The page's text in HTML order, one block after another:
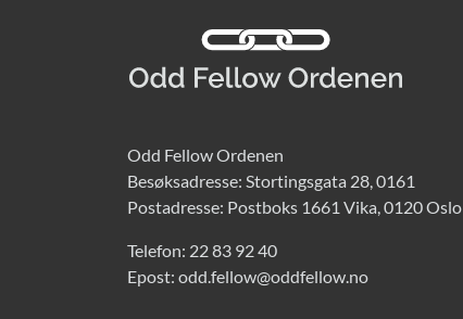
Odd Fellow Ordenen
Besøksadresse: Stortingsgata 28, 0161
Postadresse: Postboks 1661 Vika, 0120 Oslo
Telefon: 22 83 92 40
Epost: odd.fellow@oddfellow.no